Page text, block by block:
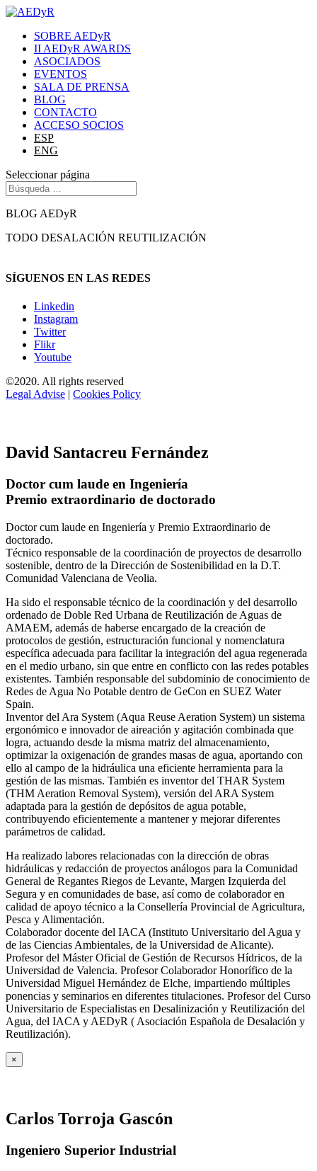
SOBRE AEDyR
II AEDyR AWARDS
ASOCIADOS
EVENTOS
SALA DE PRENSA
BLOG
CONTACTO
ACCESO SOCIOS
ESP
ENG
Seleccionar página
BLOG AEDyR
TODO DESALACIÓN REUTILIZACIÓN
SÍGUENOS EN LAS REDES
Linkedin
Instagram
Twitter
Flikr
Youtube
©2020. All rights reserved
Legal Advise | Cookies Policy
David Santacreu Fernández
Doctor cum laude en Ingeniería
Premio extraordinario de doctorado
Doctor cum laude en Ingeniería y Premio Extraordinario de
doctorado.
Técnico responsable de la coordinación de proyectos de desarrollo
sostenible, dentro de la Dirección de Sostenibilidad en la D.T.
Comunidad Valenciana de Veolia.
Ha sido el responsable técnico de la coordinación y del desarrollo
ordenado de Doble Red Urbana de Reutilización de Aguas de
AMAEM, además de haberse encargado de la creación de
protocolos de gestión, estructuración funcional y nomenclatura
específica adecuada para facilitar la integración del agua regenerada
en el medio urbano, sin que entre en conflicto con las redes potables
existentes. También responsable del subdominio de conocimiento de
Redes de Agua No Potable dentro de GeCon en SUEZ Water
Spain.
Inventor del Ara System (Aqua Reuse Aeration System) un sistema
ergonómico e innovador de aireación y agitación combinada que
logra, actuando desde la misma matriz del almacenamiento,
optimizar la oxigenación de grandes masas de agua, aportando con
ello al campo de la hidráulica una eficiente herramienta para la
gestión de las mismas. También es inventor del THAR System
(THM Aeration Removal System), versión del ARA System
adaptada para la gestión de depósitos de agua potable,
contribuyendo eficientemente a mantener y mejorar diferentes
parámetros de calidad.
Ha realizado labores relacionadas con la dirección de obras
hidráulicas y redacción de proyectos análogos para la Comunidad
General de Regantes Riegos de Levante, Margen Izquierda del
Segura y en comunidades de base, así como de colaborador en
calidad de apoyo técnico a la Consellería Provincial de Agricultura,
Pesca y Alimentación.
Colaborador docente del IACA (Instituto Universitario del Agua y
de las Ciencias Ambientales, de la Universidad de Alicante).
Profesor del Máster Oficial de Gestión de Recursos Hídricos, de la
Universidad de Valencia. Profesor Colaborador Honorífico de la
Universidad Miguel Hernández de Elche, impartiendo múltiples
ponencias y seminarios en diferentes titulaciones. Profesor del Curso
Universitario de Especialistas en Desalinización y Reutilización del
Agua, del IACA y AEDyR ( Asociación Española de Desalación y
Reutilización).
×
Carlos Torroja Gascón
Ingeniero Superior Industrial